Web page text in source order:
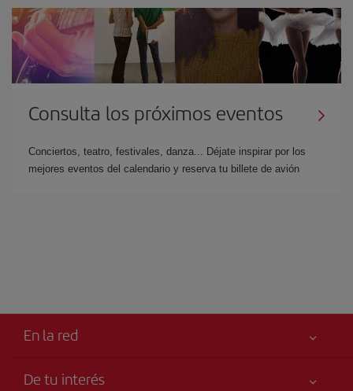
Consulta los próximos eventos
Conciertos, teatro, festivales, danza... Déjate inspirar por los
mejores eventos del calendario y reserva tu billete de avión
En la red
De tu interés